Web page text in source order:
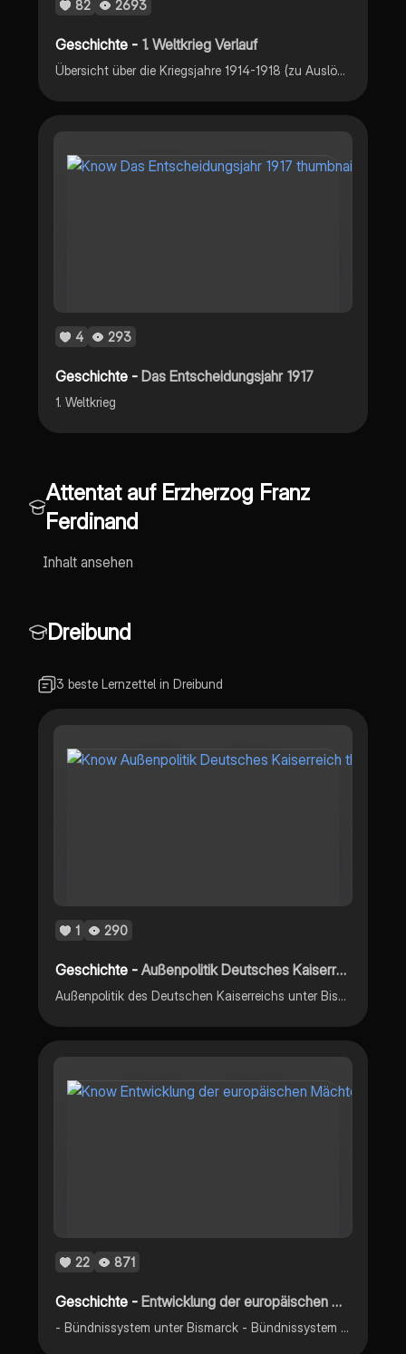
82 2693
Geschichte - 1. Weltkrieg Verlauf
Übersicht über die Kriegsjahre 1914-1918 (zu Auslöserun&Ursachen gibt es einen seperaten Know)
4 293
Geschichte -Das Entscheidungsjahr 1917
1. Weltkrieg
Attentat auf Erzherzog Franz
Ferdinand
Inhalt ansehen
Dreibund
3 beste Lernzettel in Dreibund
1 290
Geschichte -Außenpolitik Deutsches Kaiserreich
Außenpolitik des Deutschen Kaiserreichs unter Bismarck und Wilhelm II. & der Weg zum 1. Weltkrieg
22 871
Geschichte -Entwicklung der europäischen Mächtekonstellation
- Bündnissystem unter Bismarck - Bündnissystem vor dem 1. Weltkrieg